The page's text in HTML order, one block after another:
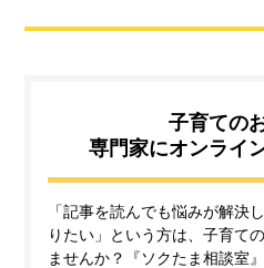
子育ての
専門家にオンライ
「記事を読んでも悩みが解決
りたい」という方は、子育て
ませんか？『ソクたま相談室